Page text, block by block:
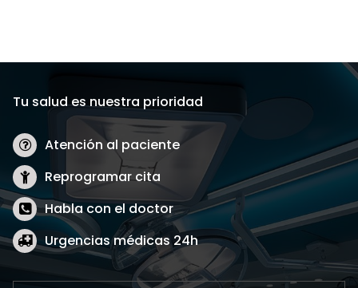
Tu salud es nuestra prioridad
Atención al paciente
Reprogramar cita
Habla con el doctor
Urgencias médicas 24h